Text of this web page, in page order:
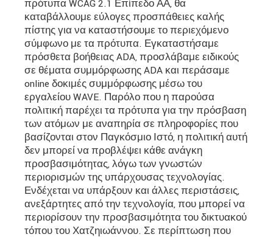
πρότυπα WCAG 2.1 Επίπεδο ΑΑ, θα
καταβάλλουμε εύλογες προσπάθειες καλής
πίστης για να καταστήσουμε το περιεχόμενο
σύμφωνο με τα πρότυπα. Εγκαταστήσαμε
πρόσθετα βοήθειας ADA, προσλάβαμε ειδικούς
σε θέματα συμμόρφωσης ADA και περάσαμε
online δοκιμές συμμόρφωσης μέσω του
εργαλείου WAVE. Παρόλο που η παρούσα
πολιτική παρέχει τα πρότυπα για την πρόσβαση
των ατόμων με αναπηρία σε πληροφορίες που
βασίζονται στον Παγκόσμιο Ιστό, η πολιτική αυτή
δεν μπορεί να προβλέψει κάθε ανάγκη
προσβασιμότητας, λόγω των γνωστών
περιορισμών της υπάρχουσας τεχνολογίας.
Ενδέχεται να υπάρξουν και άλλες περιστάσεις,
ανεξάρτητες από την τεχνολογία, που μπορεί να
περιορίσουν την προσβασιμότητα του δικτυακού
τόπου του Χατζηιωάννου. Σε περίπτωση που